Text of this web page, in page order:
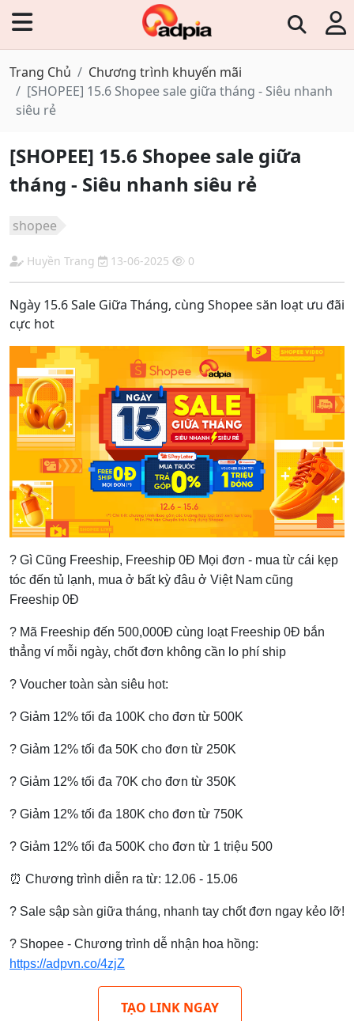
Trang Chủ
Chương trình khuyến mãi
[SHOPEE] 15.6 Shopee sale giữa tháng - Siêu nhanh
siêu rẻ
[SHOPEE] 15.6 Shopee sale giữa
tháng - Siêu nhanh siêu rẻ
shopee
Huyền Trang 13-06-2025 0
Ngày 15.6 Sale Giữa Tháng, cùng Shopee săn loạt ưu đãi
cực hot
? Gì Cũng Freeship, Freeship 0Đ Mọi đơn - mua từ cái kẹp
tóc đến tủ lạnh, mua ở bất kỳ đâu ở Việt Nam cũng
Freeship 0Đ
️? Mã Freeship đến 500,000Đ cùng loạt Freeship 0Đ bắn
thẳng ví mỗi ngày, chốt đơn không cần lo phí ship
? Voucher toàn sàn siêu hot:
? Giảm 12% tối đa 100K cho đơn từ 500K
? Giảm 12% tối đa 50K cho đơn từ 250K
? Giảm 12% tối đa 70K cho đơn từ 350K
? Giảm 12% tối đa 180K cho đơn từ 750K
? Giảm 12% tối đa 500K cho đơn từ 1 triệu 500
⏰ Chương trình diễn ra từ: 12.06 - 15.06
? Sale sập sàn giữa tháng, nhanh tay chốt đơn ngay kẻo lỡ!
? Shopee - Chương trình dễ nhận hoa hồng:
https://adpvn.co/4zjZ
TẠO LINK NGAY